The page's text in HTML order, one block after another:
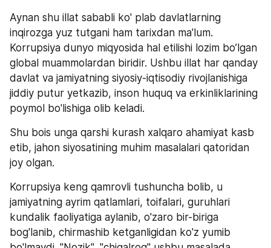
Aynan shu illat sababli ko' plab davlatlarning
inqirozga yuz tutgani ham tarixdan ma'lum.
Korrupsiya dunyo miqyosida hal etilishi lozim bo’lgan
global muammolardan biridir. Ushbu illat har qanday
davlat va jamiyatning siyosiy-iqtisodiy rivojlanishiga
jiddiy putur yetkazib, inson huquq va erkinliklarining
poymol bo'lishiga olib keladi.
Shu bois unga qarshi kurash xalqaro ahamiyat kasb
etib, jahon siyosatining muhim masalalari qatoridan
joy olgan.
Korrupsiya keng qamrovli tushuncha bolib, u
jamiyatning ayrim qatlamlari, toifalari, guruhlari
kundalik faoliyatiga aylanib, o'zaro bir-biriga
bog'lanib, chirmashib ketganligidan ko'z yumib